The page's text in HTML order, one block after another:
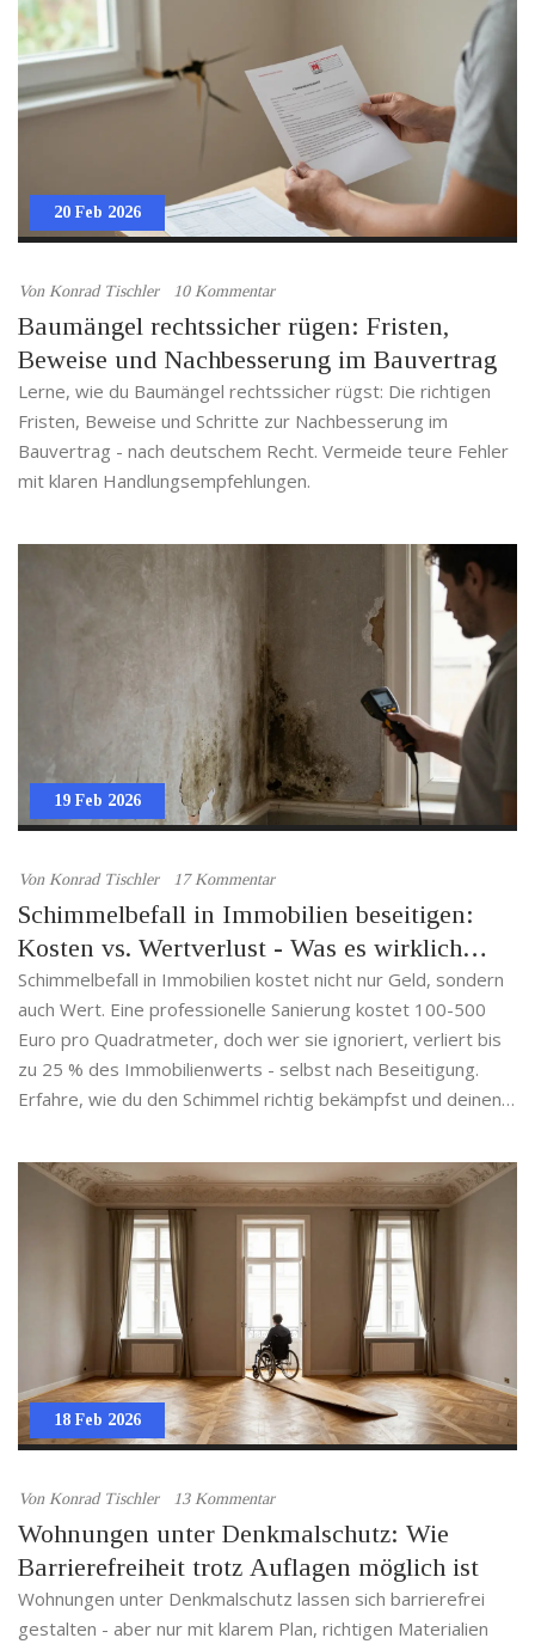
20 Feb 2026
Von Konrad Tischler 10 Kommentar
Baumängel rechtssicher rügen: Fristen,
Beweise und Nachbesserung im Bauvertrag
Lerne, wie du Baumängel rechtssicher rügst: Die richtigen
Fristen, Beweise und Schritte zur Nachbesserung im
Bauvertrag - nach deutschem Recht. Vermeide teure Fehler
mit klaren Handlungsempfehlungen.
19 Feb 2026
Von Konrad Tischler 17 Kommentar
Schimmelbefall in Immobilien beseitigen:
Kosten vs. Wertverlust - Was es wirklich
kostet
Schimmelbefall in Immobilien kostet nicht nur Geld, sondern
auch Wert. Eine professionelle Sanierung kostet 100-500
Euro pro Quadratmeter, doch wer sie ignoriert, verliert bis
zu 25 % des Immobilienwerts - selbst nach Beseitigung.
Erfahre, wie du den Schimmel richtig bekämpfst und deinen
18 Feb 2026
Von Konrad Tischler 13 Kommentar
Wohnungen unter Denkmalschutz: Wie
Barrierefreiheit trotz Auflagen möglich ist
Wohnungen unter Denkmalschutz lassen sich barrierefrei
gestalten - aber nur mit klarem Plan, richtigen Materialien